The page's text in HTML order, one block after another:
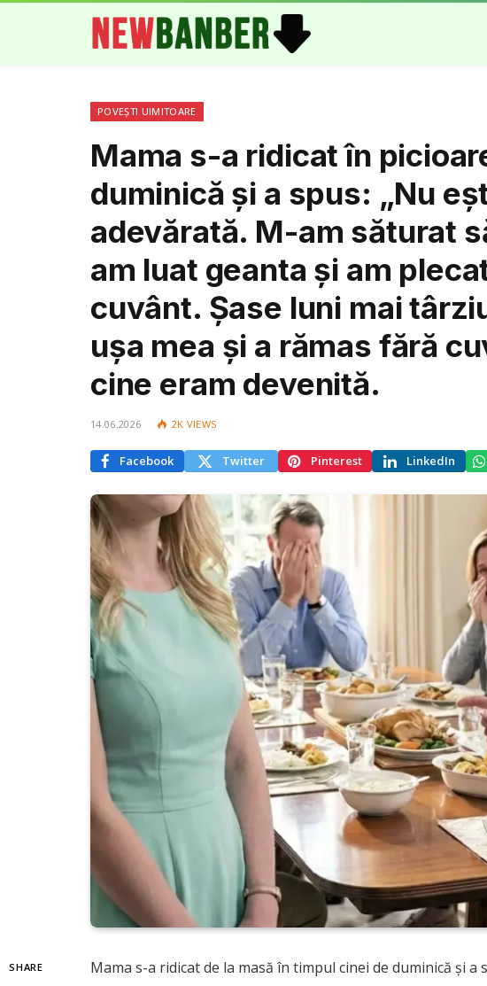
POVEȘTI UIMITOARE
Mama s-a ridicat în
duminică și a spus: „Nu
adevărată. M-am săturat
am luat geanta și am
cuvânt. Șase luni mai
ușa mea și a rămas fără
cine eram devenită.
14.06.2026 2K VIEWS
Facebook Twitter Pinterest LinkedIn
SHARE Mama s-a ridicat de la masă în timpul cinei de duminică și